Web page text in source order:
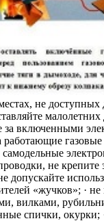
не доступных
малолетних
включенными
работающие
не крепите
допускайте
«жучков»; · не
вилками,
спички, окурки;